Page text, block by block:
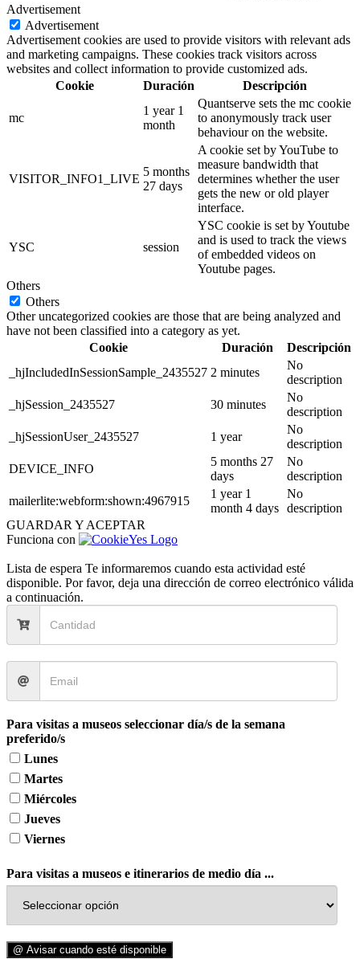
Advertisement
Advertisement
Advertisement cookies are used to provide visitors with relevant ads
and marketing campaigns. These cookies track visitors across
websites and collect information to provide customized ads.
Cookie
Duración Descripción
mc
1 year 1
month
Quantserve sets the mc cookie
to anonymously track user
behaviour on the website.
VISITOR_INFO1_LIVE
5 months
27 days
A cookie set by YouTube to
measure bandwidth that
determines whether the user
gets the new or old player
interface.
YSC session
YSC cookie is set by Youtube
and is used to track the views
of embedded videos on
Youtube pages.
Others
Others
Other uncategorized cookies are those that are being analyzed and
have not been classified into a category as yet.
Cookie
Duración
Descripción
_hjIncludedInSessionSample_2435527 2 minutes
No
description
_hjSession_2435527
30 minutes
No
description
_hjSessionUser_2435527
1 year
No
description
DEVICE_INFO
5 months 27
days
No
description
mailerlite:webform:shown:4967915
1 year 1
month 4 days
No
description
GUARDAR Y ACEPTAR
Funciona con
Lista de espera Te informaremos cuando esta actividad esté
disponible. Por favor, deja una dirección de correo electrónico válida
a continuación.
Para visitas a museos seleccionar día/s de la semana
preferido/s
Lunes
Martes
Miércoles
Jueves
Viernes
Para visitas a museos e itinerarios de medio día ...
@ Avisar cuando esté disponible